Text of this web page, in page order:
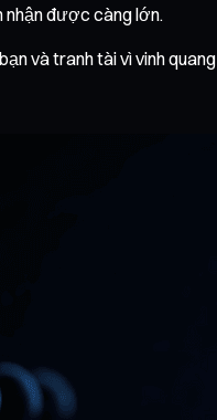
được càng lớn.
và tranh tài vì vinh quang